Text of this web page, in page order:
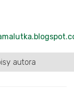
autora